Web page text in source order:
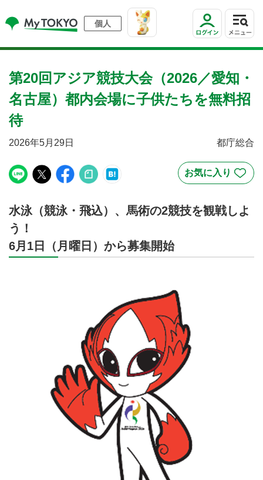
個人
第20回アジア競技大会（2026／愛知・
名古屋）都内会場に子供たちを無料招
待
2026年5月29日 都庁総合
水泳（競泳・飛込）、馬術の2競技を観戦しよ
う！
6月1日（月曜日）から募集開始